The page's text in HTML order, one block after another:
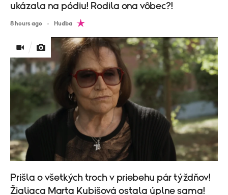
ukázala na pódiu! Rodila ona vôbec?!
8 hours ago Hudba
Prišla o všetkých troch v priebehu pár týždňov!
Žialiaca Marta Kubišová ostala úplne sama!